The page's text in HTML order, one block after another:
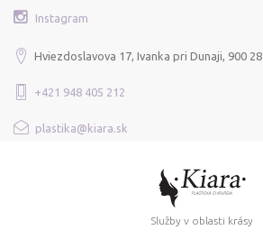
Skip
Instagram
Hviezdoslavova 17, Ivanka pri Dunaji, 900 28
+421 948 405 212
plastika@kiara.sk
Služby v oblasti krásy